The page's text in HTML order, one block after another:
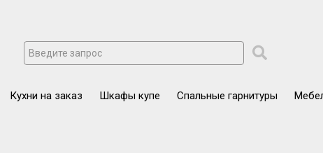
Кухни на заказ
Шкафы купе Спальные гарнитуры